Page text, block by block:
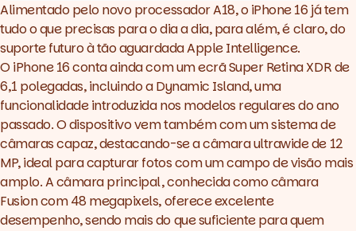
Alimentado pelo novo processador A18, o iPhone 16 já tem
tudo o que precisas para o dia a dia, para além, é claro, do
suporte futuro à tão aguardada Apple Intelligence.
O iPhone 16 conta ainda com um ecrã Super Retina XDR de
6,1 polegadas, incluindo a Dynamic Island, uma
funcionalidade introduzida nos modelos regulares do ano
passado. O dispositivo vem também com um sistema de
câmaras capaz, destacando-se a câmara ultrawide de 12
MP, ideal para capturar fotos com um campo de visão mais
amplo. A câmara principal, conhecida como câmara
Fusion com 48 megapixels, oferece excelente
desempenho, sendo mais do que suficiente para quem